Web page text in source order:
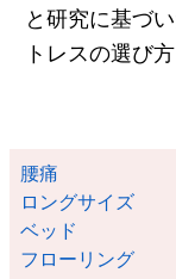
と研究に基づ
トレスの選び
腰痛
ロングサイズ
ベッド
フローリング